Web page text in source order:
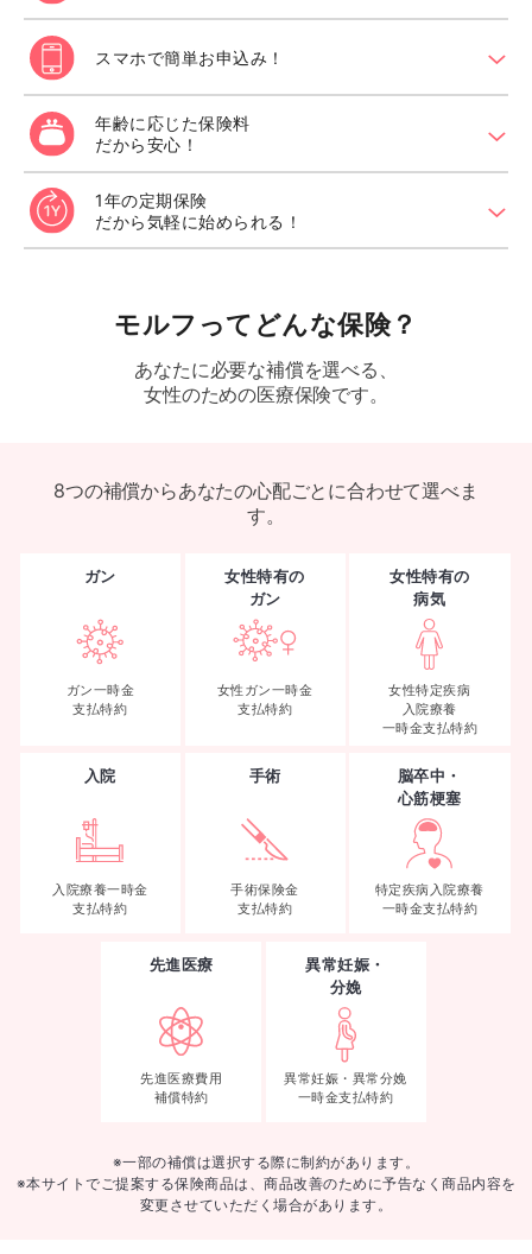
スマホで簡単お申込み！ chevron_down
年齢に応じた保険料
だから安心！
chevron_down
1年の定期保険
だから気軽に始められる！
chevron_down
モルフってどんな保険？
あなたに必要な補償を選べる、
女性のための医療保険です。
8つの補償からあなたの心配ごとに合わせて選べま
す。
ガン
ガン一時金
支払特約
女性特有の
ガン
女性ガン一時金
支払特約
女性特有の
病気
女性特定疾病
入院療養
一時金支払特約
入院
入院療養一時金
支払特約
手術
手術保険金
支払特約
脳卒中・
心筋梗塞
特定疾病入院療養
一時金支払特約
先進医療
先進医療費用
補償特約
異常妊娠・
分娩
異常妊娠・異常分娩
一時金支払特約
※一部の補償は選択する際に制約があります。
※本サイトでご提案する保険商品は、商品改善のために予告なく商品内容を
変更させていただく場合があります。